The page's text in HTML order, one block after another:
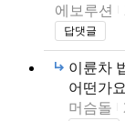
에보루션
답댓글
이륜차
어떤가
머슴돌